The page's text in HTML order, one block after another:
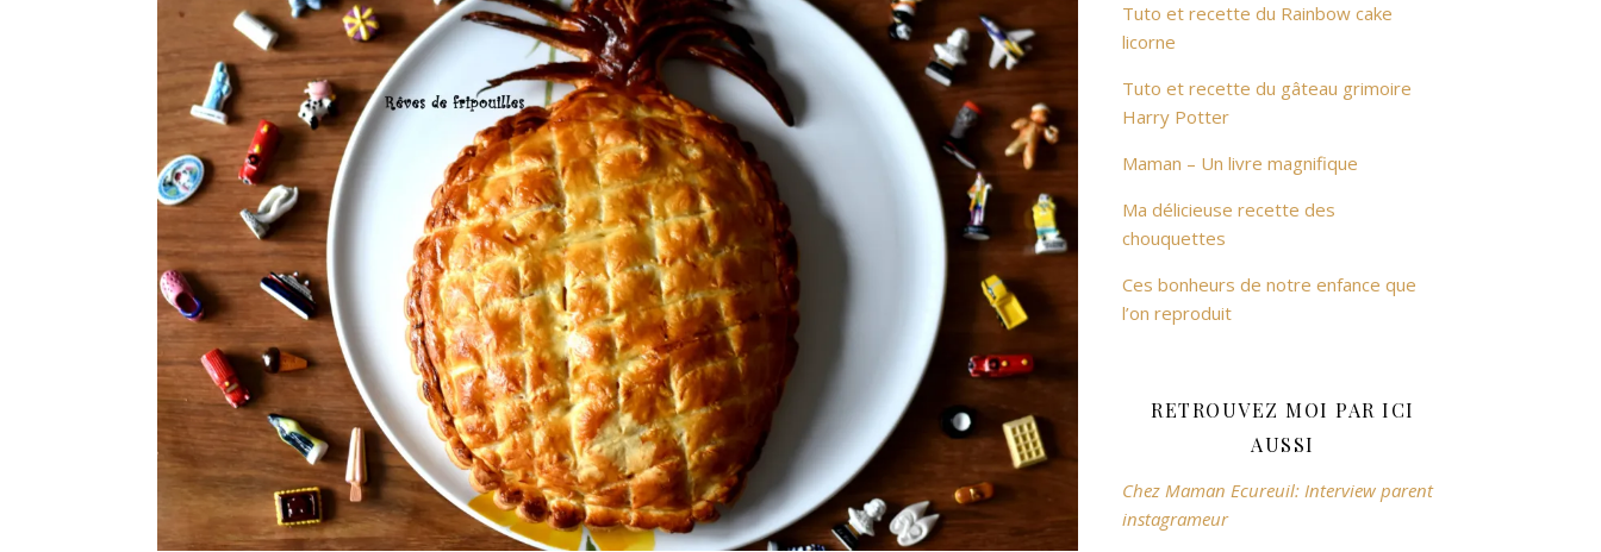
Tuto et recette du Rainbow cake
licorne
Tuto et recette du gâteau grimoire
Harry Potter
Maman – Un livre magnifique
Ma délicieuse recette des
chouquettes
Ces bonheurs de notre enfance que
l’on reproduit
RETROUVEZ MOI PAR ICI
AUSSI
Chez Maman Ecureuil: Interview parent
instagrameur